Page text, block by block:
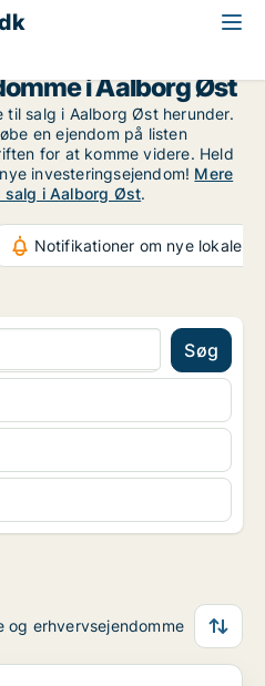
i Aalborg Øst
til salg i Aalborg Øst herunder.
en ejendom på listen
for at komme videre. Held
investeringsejendom! Mere
salg i Aalborg Øst.
Notifikationer om nye lokaler
Søg
og erhvervsejendomme
Øst